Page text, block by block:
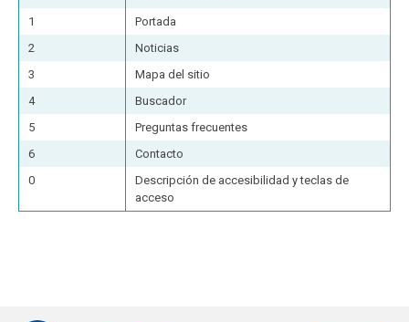
1
Portada
2
Noticias
3
Mapa del sitio
4
Buscador
5
Preguntas frecuentes
6
Contacto
0
Descripción de accesibilidad y teclas de
acceso